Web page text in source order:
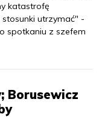
katastrofę
stosunki utrzymać" -
spotkaniu z szefem
Borusewicz